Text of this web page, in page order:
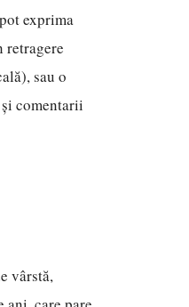
exprima
retragere
sau o
comentarii
vârstă,